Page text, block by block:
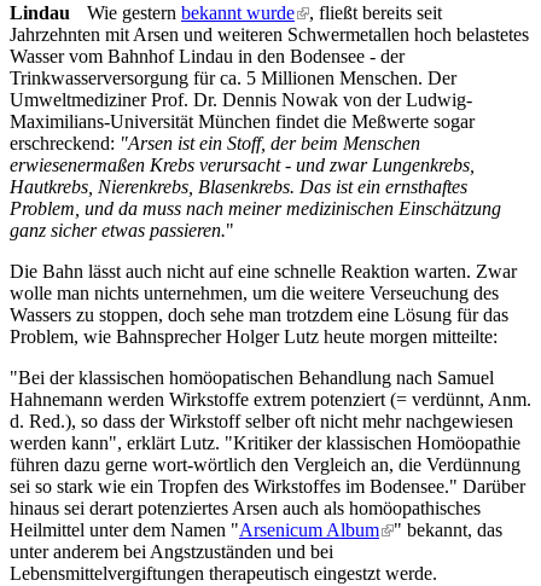
Lindau
Wie gestern bekannt wurde(link is external)
, fließt bereits seit
Jahrzehnten mit Arsen und weiteren Schwermetallen hoch belastetes
Wasser vom Bahnhof Lindau in den Bodensee - der
Trinkwasserversorgung für ca. 5 Millionen Menschen. Der
Umweltmediziner Prof. Dr. Dennis Nowak von der Ludwig-
Maximilians-Universität München findet die Meßwerte sogar
erschreckend: "Arsen ist ein Stoff, der beim Menschen
erwiesenermaßen Krebs verursacht - und zwar Lungenkrebs,
Hautkrebs, Nierenkrebs, Blasenkrebs. Das ist ein ernsthaftes
Problem, und da muss nach meiner medizinischen Einschätzung
ganz sicher etwas passieren."
Die Bahn lässt auch nicht auf eine schnelle Reaktion warten. Zwar
wolle man nichts unternehmen, um die weitere Verseuchung des
Wassers zu stoppen, doch sehe man trotzdem eine Lösung für das
Problem, wie Bahnsprecher Holger Lutz heute morgen mitteilte:
"Bei der klassischen homöopatischen Behandlung nach Samuel
Hahnemann werden Wirkstoffe extrem potenziert (= verdünnt, Anm.
d. Red.), so dass der Wirkstoff selber oft nicht mehr nachgewiesen
werden kann", erklärt Lutz. "Kritiker der klassischen Homöopathie
führen dazu gerne wort-wörtlich den Vergleich an, die Verdünnung
sei so stark wie ein Tropfen des Wirkstoffes im Bodensee." Darüber
hinaus sei derart potenziertes Arsen auch als homöopathisches
Heilmittel unter dem Namen "Arsenicum Album(link is external)
" bekannt, das
unter anderem bei Angstzuständen und bei
Lebensmittelvergiftungen therapeutisch eingestzt werde.